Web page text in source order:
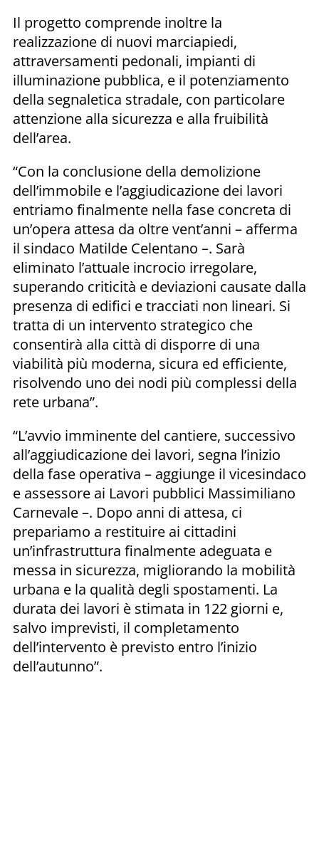
Il progetto comprende inoltre la
realizzazione di nuovi marciapiedi,
attraversamenti pedonali, impianti di
illuminazione pubblica, e il potenziamento
della segnaletica stradale, con particolare
attenzione alla sicurezza e alla fruibilità
dell’area.
“Con la conclusione della demolizione
dell’immobile e l’aggiudicazione dei lavori
entriamo finalmente nella fase concreta di
un’opera attesa da oltre vent’anni – afferma
il sindaco Matilde Celentano –. Sarà
eliminato l’attuale incrocio irregolare,
superando criticità e deviazioni causate dalla
presenza di edifici e tracciati non lineari. Si
tratta di un intervento strategico che
consentirà alla città di disporre di una
viabilità più moderna, sicura ed efficiente,
risolvendo uno dei nodi più complessi della
rete urbana”.
“L’avvio imminente del cantiere, successivo
all’aggiudicazione dei lavori, segna l’inizio
della fase operativa – aggiunge il vicesindaco
e assessore ai Lavori pubblici Massimiliano
Carnevale –. Dopo anni di attesa, ci
prepariamo a restituire ai cittadini
un’infrastruttura finalmente adeguata e
messa in sicurezza, migliorando la mobilità
urbana e la qualità degli spostamenti. La
durata dei lavori è stimata in 122 giorni e,
salvo imprevisti, il completamento
dell’intervento è previsto entro l’inizio
dell’autunno”.